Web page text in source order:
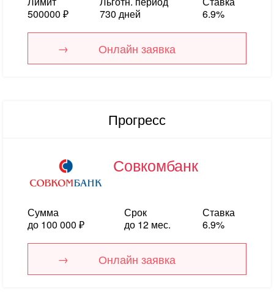
500000 ₽
730 дней
6.9%
Онлайн заявка
Прогресс
Совкомбанк
Сумма
до 100 000 ₽
Срок
до 12 мес.
Ставка
6.9%
Онлайн заявка